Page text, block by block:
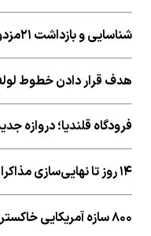
شناسایی و بازداشت ۲۱مزدور موساد و ۴ شرور عضو باند‌های مسلح شرارت در استان کرمان
هدف قرار دادن خطوط
فرودگاه قلندیا؛ دروازه
۱۴ روز تا نهایی‌سازی مذاکرات غزه در بحبوحه پیچیدگی‌های جدید
۸۰۰ سازه آمریکایی خاکستر شد + فیلم